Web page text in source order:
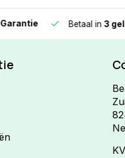
Betaal in3 gelijke